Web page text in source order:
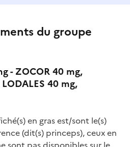
du groupe
- ZOCOR 40 mg,
40 mg,
en gras est/sont le(s)
(dit(s) princeps), ceux en